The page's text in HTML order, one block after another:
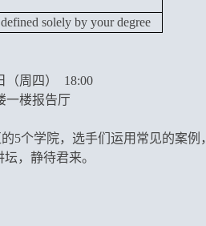
solely by your degree
（周四） 18:00
一楼报告厅
5个学院，选手们运用常见的案
，静待君来。